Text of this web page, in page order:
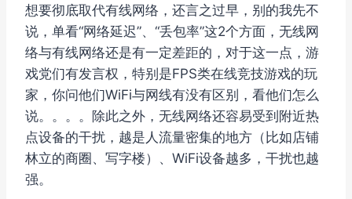
想要彻底取代有线网络，还言之过早，别的我先不
说，单看“网络延迟”、“丢包率”这2个方面，无线网
络与有线网络还是有一定差距的，对于这一点，游
戏党们有发言权，特别是FPS类在线竞技游戏的玩
家，你问他们WiFi与网线有没有区别，看他们怎么
说。。。。除此之外，无线网络还容易受到附近热
点设备的干扰，越是人流量密集的地方（比如店铺
林立的商圈、写字楼）、WiFi设备越多，干扰也越
强。